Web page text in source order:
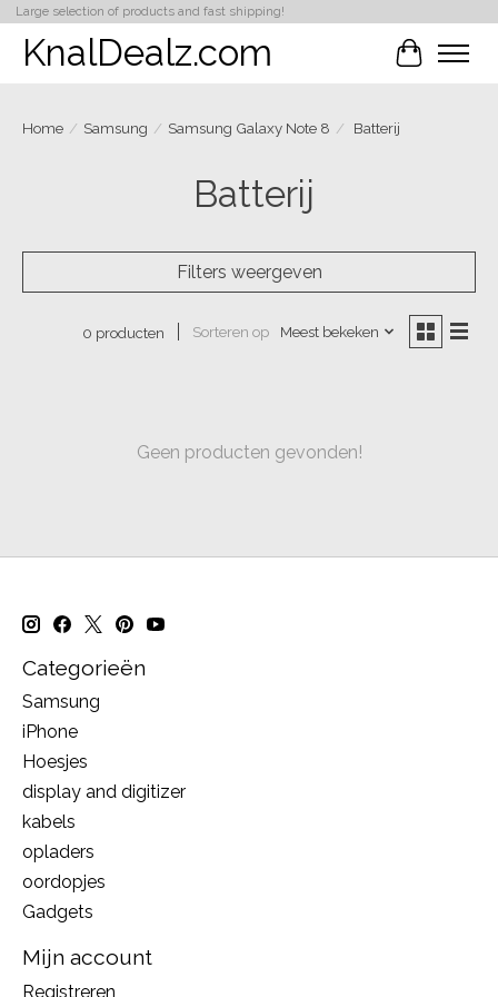
Large selection of products and fast shipping!
KnalDealz.com
Home / Samsung / Samsung Galaxy Note 8 / Batterij
Batterij
Filters weergeven
0 producten Sorteren op Meest bekeken
Geen producten gevonden!
Categorieën
Samsung
iPhone
Hoesjes
display and digitizer
kabels
opladers
oordopjes
Gadgets
Mijn account
Registreren